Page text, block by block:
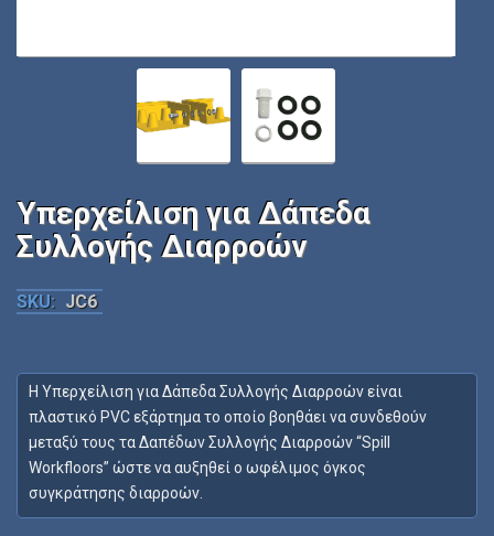
Υπερχείλιση για Δάπεδα
Συλλογής Διαρροών
SKU: JC6
Η Υπερχείλιση για Δάπεδα Συλλογής Διαρροών είναι
πλαστικό PVC εξάρτημα το οποίο βοηθάει να συνδεθούν
μεταξύ τους τα Δαπέδων Συλλογής Διαρροών “Spill
Workfloors” ώστε να αυξηθεί ο ωφέλιμος όγκος
συγκράτησης διαρροών.